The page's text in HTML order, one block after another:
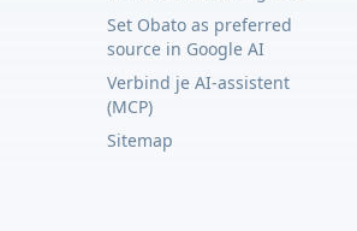
Set Obato as preferred
source in Google AI
Verbind je AI-assistent
(MCP)
Sitemap